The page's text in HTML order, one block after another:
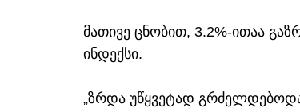
მათივე ცნობით, 3.2%-ითაა
ინდექსი.
„ზრდა უწყვეტად